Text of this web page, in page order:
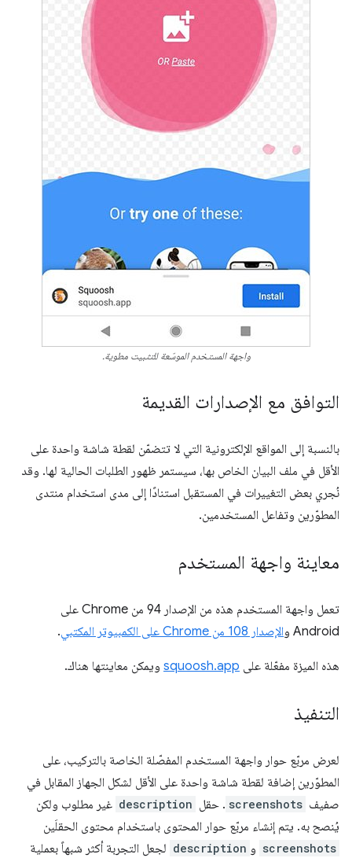
واجهة المستخدم الموسّعة للتثبيت مطوية.
التوافق مع الإصدارات القديمة
بالنسبة إلى المواقع الإلكترونية التي لا تتضمّن لقطة شاشة واحدة على
الأقل في ملف البيان الخاص بها، سيستمر ظهور الطلبات الحالية لها. وقد
نُجري بعض التغييرات في المستقبل استنادًا إلى مدى استخدام منتدى
المطوّرين وتفاعل المستخدمين.
معاينة واجهة المستخدم
تعمل واجهة المستخدم هذه من الإصدار 94 من Chrome على
Android و
الإصدار 108 من Chrome على الكمبيوتر المكتبي .
هذه الميزة مفعّلة على squoosh.app ويمكن معاينتها هناك.
التنفيذ
لعرض مربّع حوار واجهة المستخدم المفصّلة الخاصة بالتركيب، على
المطوّرين إضافة لقطة شاشة واحدة على الأقل لشكل الجهاز المقابل في
صفيف screenshots . حقل description غير مطلوب ولكن
يُنصح به. يتم إنشاء مربّع حوار المحتوى باستخدام محتوى الحقلَين
screenshots و description لجعل التجربة أكثر شبهاً بعملية